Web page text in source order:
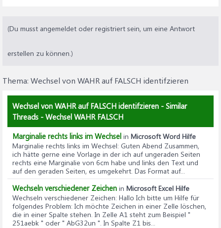
(Du musst angemeldet oder registriert sein, um eine Antwort
erstellen zu können.)
Thema: Wechsel von WAHR auf FALSCH identifzieren
Wechsel von WAHR auf FALSCH identifzieren - Similar
Threads - Wechsel WAHR FALSCH
Marginalie rechts links im Wechsel in Microsoft Word Hilfe
Marginalie rechts links im Wechsel: Guten Abend Zusammen,
ich hätte gerne eine Vorlage in der ich auf ungeraden Seiten
rechts eine Marginalie von 6cm habe und links den Text und
auf den geraden Seiten, es umgekehrt. Das Format auf...
Wechseln verschiedener Zeichen in Microsoft Excel Hilfe
Wechseln verschiedener Zeichen: Hallo Ich bitte um Hilfe für
folgendes Problem: Ich möchte Zeichen in einer Zelle löschen,
die in einer Spalte stehen. In Zelle A1 steht zum Beispiel "
251aebk " oder " AbG32un ". In Spalte Z1 bis...